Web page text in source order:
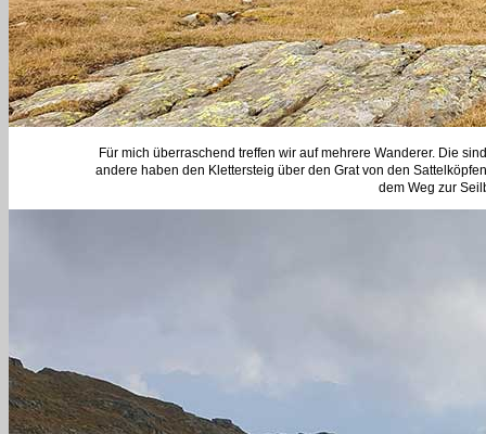
Für mich überraschend treffen wir auf mehrere Wanderer. Die
andere haben den Klettersteig über den Grat von den
dem Weg zur